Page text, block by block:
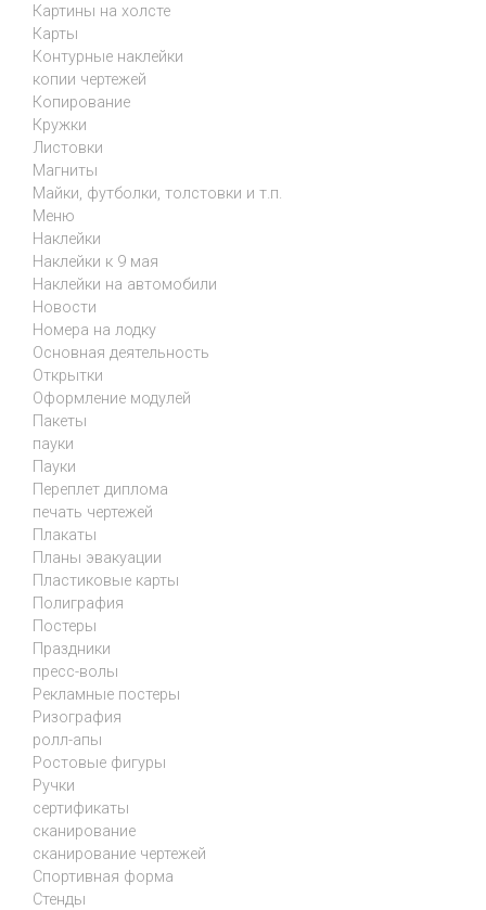
Картины на холсте
Карты
Контурные наклейки
копии чертежей
Копирование
Кружки
Листовки
Магниты
Майки, футболки, толстовки и т.п.
Меню
Наклейки
Наклейки к 9 мая
Наклейки на автомобили
Новости
Номера на лодку
Основная деятельность
Открытки
Оформление модулей
Пакеты
пауки
Пауки
Переплет диплома
печать чертежей
Плакаты
Планы эвакуации
Пластиковые карты
Полиграфия
Постеры
Праздники
пресс-волы
Рекламные постеры
Ризография
ролл-апы
Ростовые фигуры
Ручки
сертификаты
сканирование
сканирование чертежей
Спортивная форма
Стенды